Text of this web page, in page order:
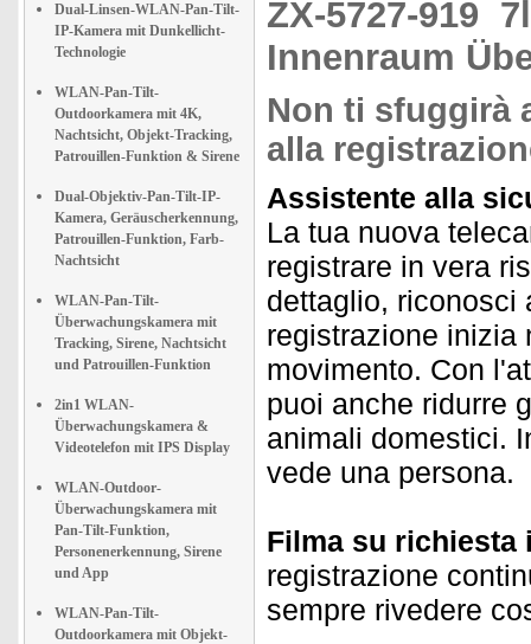
Dual-Linsen-WLAN-Pan-Tilt-
IP-Kamera mit Dunkellicht-
Technologie
WLAN-Pan-Tilt-
Outdoorkamera mit 4K,
Nachtsicht, Objekt-Tracking,
Patrouillen-Funktion & Sirene
Dual-Objektiv-Pan-Tilt-IP-
Kamera, Geräuscherkennung,
Patrouillen-Funktion, Farb-
Nachtsicht
WLAN-Pan-Tilt-
Überwachungskamera mit
Tracking, Sirene, Nachtsicht
und Patrouillen-Funktion
2in1 WLAN-
Überwachungskamera &
Videotelefon mit IPS Display
WLAN-Outdoor-
Überwachungskamera mit
Pan-Tilt-Funktion,
Personenerkennung, Sirene
und App
WLAN-Pan-Tilt-
Outdoorkamera mit Objekt-
ZX-5727-919
Innenraum
Non ti sfuggirà
alla
Assistente alla
La tua nuova
registrare in vera
dettaglio, riconosci
registrazione inizia
movimento. Con
puoi anche ridurre
animali domestici.
vede una persona.
Filma su richiesta
registrazione
sempre rivedere